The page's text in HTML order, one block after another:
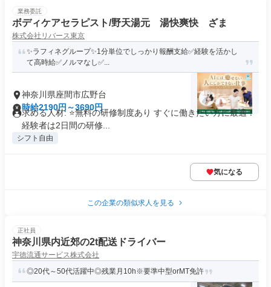
業務委託
ボディケアセラピスト/野天湯元 湯快爽快 ざま
株式会社リバース東京
✨️ラフィネグループ✨1分単位でしっかり報酬支給️✅経験を活かし
て高時給✅️ノルマなし✅️...
神奈川県座間市広野台
時給2190円～3690円
求める人材: ⭐️無料の研修制度あり すぐに働きたい方に最適！
経験者は2日間の研修...
シフト自由
気になる
この企業の類似求人を見る
正社員
神奈川県内近郊の2t配送ドライバー
宇徳流通サービス株式会社
◎20代～50代活躍中◎残業月10h※要準中型orMT免許